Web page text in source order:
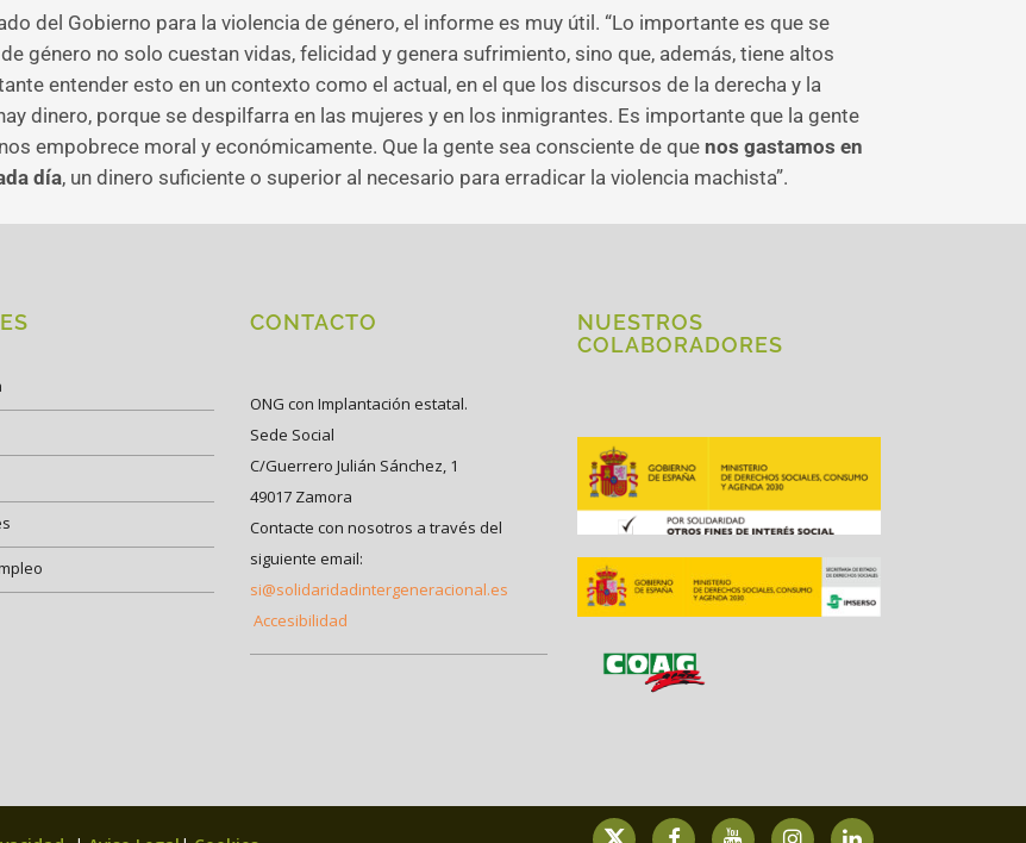
del Gobierno para la violencia de género, el informe es muy útil. “Lo importante es que se
género no solo cuestan vidas, felicidad y genera sufrimiento, sino que, además, tiene altos
entender esto en un contexto como el actual, en el que los discursos de la derecha y la
dinero, porque se despilfarra en las mujeres y en los inmigrantes. Es importante que la gente
empobrece moral y económicamente. Que la gente sea consciente de que nos gastamos en
día, un dinero suficiente o superior al necesario para erradicar la violencia machista”.
CONTACTO
ONG con Implantación estatal.
Sede Social
C/Guerrero Julián Sánchez, 1
49017 Zamora
Contacte con nosotros a través del
siguiente email:
si@solidaridadintergeneracional.es
Accesibilidad
NUESTROS
COLABORADORES